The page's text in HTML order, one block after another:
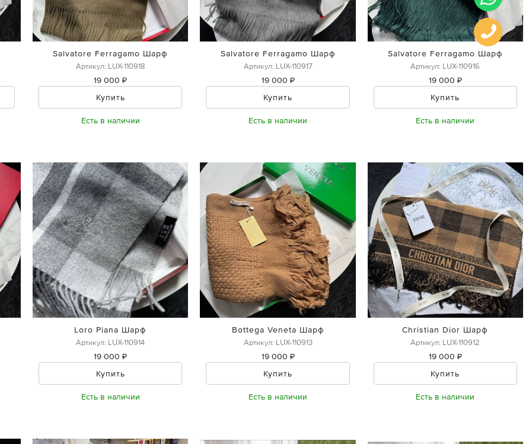
Salvatore Ferragamo Шарф
Артикул: LUX-110918
19 000 ₽
Купить
Есть в наличии
Salvatore Ferragamo Шарф
Артикул: LUX-110917
19 000 ₽
Купить
Есть в наличии
Salvatore Ferragamo Шарф
Артикул: LUX-110916
19 000 ₽
Купить
Есть в наличии
Loro Piana Шарф
Артикул: LUX-110914
19 000 ₽
Купить
Есть в наличии
Bottega Veneta Шарф
Артикул: LUX-110913
19 000 ₽
Купить
Есть в наличии
Christian Dior Шарф
Артикул: LUX-110912
19 000 ₽
Купить
Есть в наличии